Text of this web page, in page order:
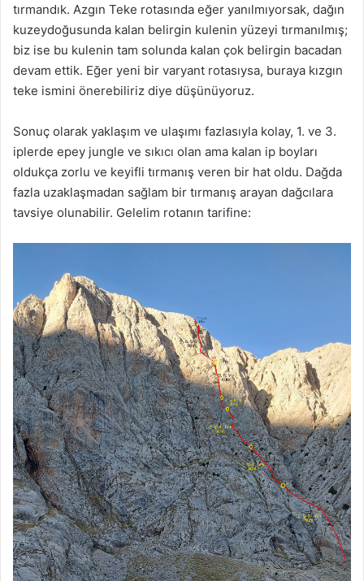
tırmandık. Azgın Teke rotasında eğer yanılmıyorsak, dağın
kuzeydoğusunda kalan belirgin kulenin yüzeyi tırmanılmış;
biz ise bu kulenin tam solunda kalan çok belirgin bacadan
devam ettik. Eğer yeni bir varyant rotasıysa, buraya kızgın
teke ismini önerebiliriz diye düşünüyoruz.
Sonuç olarak yaklaşım ve ulaşımı fazlasıyla kolay, 1. ve 3.
iplerde epey jungle ve sıkıcı olan ama kalan ip boyları
oldukça zorlu ve keyifli tırmanış veren bir hat oldu. Dağda
fazla uzaklaşmadan sağlam bir tırmanış arayan dağcılara
tavsiye olunabilir. Gelelim rotanın tarifine: